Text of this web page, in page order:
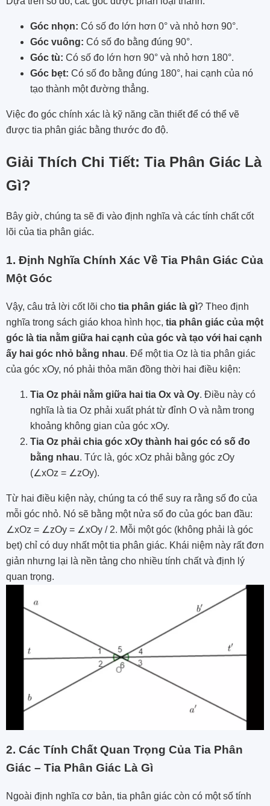
Góc nhọn: Có số đo lớn hơn 0° và nhỏ hơn 90°.
Góc vuông: Có số đo bằng đúng 90°.
Góc tù: Có số đo lớn hơn 90° và nhỏ hơn 180°.
Góc bẹt: Có số đo bằng đúng 180°, hai cạnh của nó
tạo thành một đường thẳng.
Việc đo góc chính xác là kỹ năng cần thiết để có thể vẽ
được tia phân giác bằng thước đo độ.
Giải Thích Chi Tiết: Tia Phân Giác Là
Gì?
Bây giờ, chúng ta sẽ đi vào định nghĩa và các tính chất cốt
lõi của tia phân giác.
1. Định Nghĩa Chính Xác Về Tia Phân Giác Của
Một Góc
Vậy, câu trả lời cốt lõi cho tia phân giác là gì? Theo định
nghĩa trong sách giáo khoa hình học, tia phân giác của một
góc là tia nằm giữa hai cạnh của góc và tạo với hai cạnh
ấy hai góc nhỏ bằng nhau. Để một tia Oz là tia phân giác
của góc xOy, nó phải thỏa mãn đồng thời hai điều kiện:
Tia Oz p hải nằm giữa hai tia Ox và Oy. Điều này có
nghĩa là tia Oz phải xuất phát từ đỉnh O và nằm trong
khoảng không gian của góc xOy.
Tia Oz phải chia góc xOy thành hai góc có số đo
bằng nhau. Tức là, góc xOz phải bằng góc zOy
(∠xOz = ∠zOy).
Từ hai điều kiện này, chúng ta có thể suy ra rằng số đo của
mỗi góc nhỏ. Nó sẽ bằng một nửa số đo của góc ban đầu:
∠xOz = ∠zOy = ∠xOy / 2. Mỗi một góc (không phải là góc
bẹt) chỉ có duy nhất một tia phân giác. Khái niệm này rất đơn
giản nhưng lại là nền tảng cho nhiều tính chất và định lý
quan trọng.
2. Các Tính Chất Quan Trọng Của Tia Phân
Giác – Tia Phân Giác Là Gì
Ngoài định nghĩa cơ bản, tia phân giác còn có một số tính